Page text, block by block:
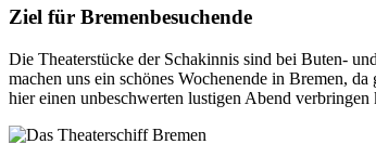
Ziel für Bremenbesuchende
Die Theaterstücke der Schakinnis sind bei Buten-
machen uns ein schönes Wochenende in Bremen,
hier einen unbeschwerten lustigen Abend verbringen